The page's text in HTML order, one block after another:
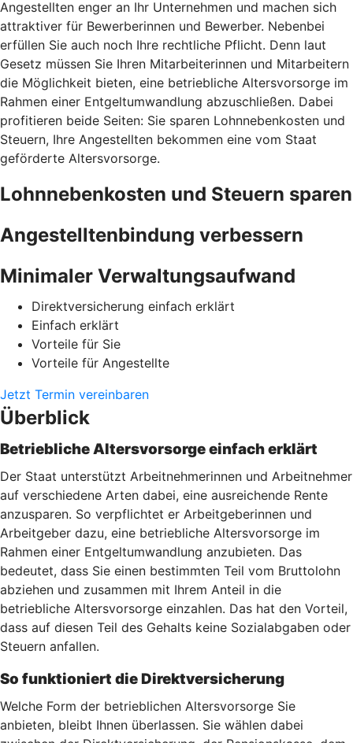
Angestellten enger an Ihr Unternehmen und machen sich
attraktiver für Bewerberinnen und Bewerber. Nebenbei
erfüllen Sie auch noch Ihre rechtliche Pflicht. Denn laut
Gesetz müssen Sie Ihren Mitarbeiterinnen und Mitarbeitern
die Möglichkeit bieten, eine betriebliche Altersvorsorge im
Rahmen einer Entgeltumwandlung abzuschließen. Dabei
profitieren beide Seiten: Sie sparen Lohnnebenkosten und
Steuern, Ihre Angestellten bekommen eine vom Staat
geförderte Altersvorsorge.
Lohnnebenkosten und Steuern sparen
Angestelltenbindung verbessern
Minimaler Verwaltungsaufwand
Direktversicherung einfach erklärt
Einfach erklärt
Vorteile für Sie
Vorteile für Angestellte
Jetzt Termin vereinbaren
Überblick
Betriebliche Altersvorsorge einfach erklärt
Der Staat unterstützt Arbeitnehmerinnen und Arbeitnehmer
auf verschiedene Arten dabei, eine ausreichende Rente
anzusparen. So verpflichtet er Arbeitgeberinnen und
Arbeitgeber dazu, eine betriebliche Altersvorsorge im
Rahmen einer Entgeltumwandlung anzubieten. Das
bedeutet, dass Sie einen bestimmten Teil vom Bruttolohn
abziehen und zusammen mit Ihrem Anteil in die
betriebliche Altersvorsorge einzahlen. Das hat den Vorteil,
dass auf diesen Teil des Gehalts keine Sozialabgaben oder
Steuern anfallen.
So funktioniert die Direktversicherung
Welche Form der betrieblichen Altersvorsorge Sie
anbieten, bleibt Ihnen überlassen. Sie wählen dabei